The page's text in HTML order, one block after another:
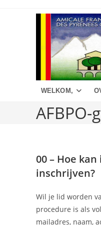
WELKOM,
AFBPO-
00 – Hoe
inschrijven?
Wil je lid worden
procedure is als
mailadres, naam,